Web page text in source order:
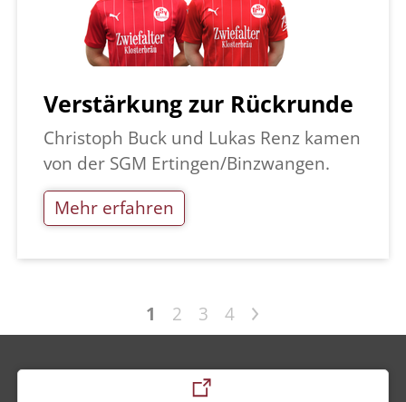
Verstärkung zur Rückrunde
Christoph Buck und Lukas Renz kamen
von der SGM Ertingen/Binzwangen.
Mehr erfahren
1 2 3 4 >